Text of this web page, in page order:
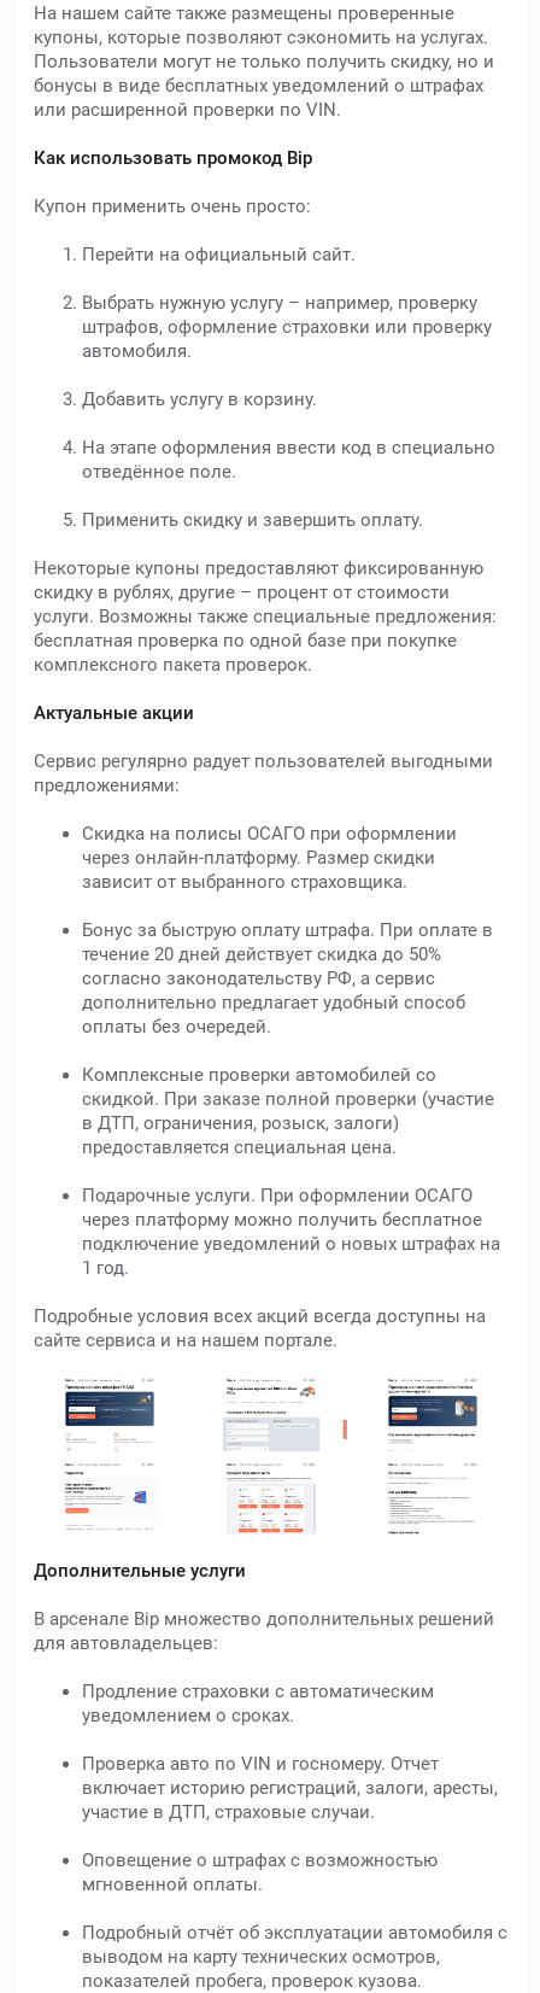
На нашем сайте также размещены проверенные
купоны, которые позволяют сэкономить на услугах.
Пользователи могут не только получить скидку, но и
бонусы в виде бесплатных уведомлений о штрафах
или расширенной проверки по VIN.
Как использовать промокод Bip
Купон применить очень просто:
Перейти на официальный сайт.
Выбрать нужную услугу – например, проверку
штрафов, оформление страховки или проверку
автомобиля.
Добавить услугу в корзину.
На этапе оформления ввести код в специально
отведённое поле.
Применить скидку и завершить оплату.
Некоторые купоны предоставляют фиксированную
скидку в рублях, другие – процент от стоимости
услуги. Возможны также специальные предложения:
бесплатная проверка по одной базе при покупке
комплексного пакета проверок.
Актуальные акции
Сервис регулярно радует пользователей выгодными
предложениями:
Скидка на полисы ОСАГО при оформлении
через онлайн-платформу. Размер скидки
зависит от выбранного страховщика.
Бонус за быструю оплату штрафа. При оплате в
течение 20 дней действует скидка до 50%
согласно законодательству РФ, а сервис
дополнительно предлагает удобный способ
оплаты без очередей.
Комплексные проверки автомобилей со
скидкой. При заказе полной проверки (участие
в ДТП, ограничения, розыск, залоги)
предоставляется специальная цена.
Подарочные услуги. При оформлении ОСАГО
через платформу можно получить бесплатное
подключение уведомлений о новых штрафах на
1 год.
Подробные условия всех акций всегда доступны на
сайте сервиса и на нашем портале.
Дополнительные услуги
В арсенале Bip множество дополнительных решений
для автовладельцев:
Продление страховки с автоматическим
уведомлением о сроках.
Проверка авто по VIN и госномеру. Отчет
включает историю регистраций, залоги, аресты,
участие в ДТП, страховые случаи.
Оповещение о штрафах с возможностью
мгновенной оплаты.
Подробный отчёт об эксплуатации автомобиля с
выводом на карту технических осмотров,
показателей пробега, проверок кузова.